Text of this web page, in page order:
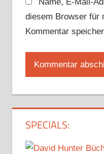
diesem Browser für
Kommentar
SPECIALS: